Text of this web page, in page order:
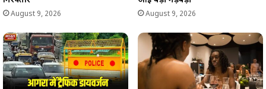
August 9, 2026 August 9, 2026